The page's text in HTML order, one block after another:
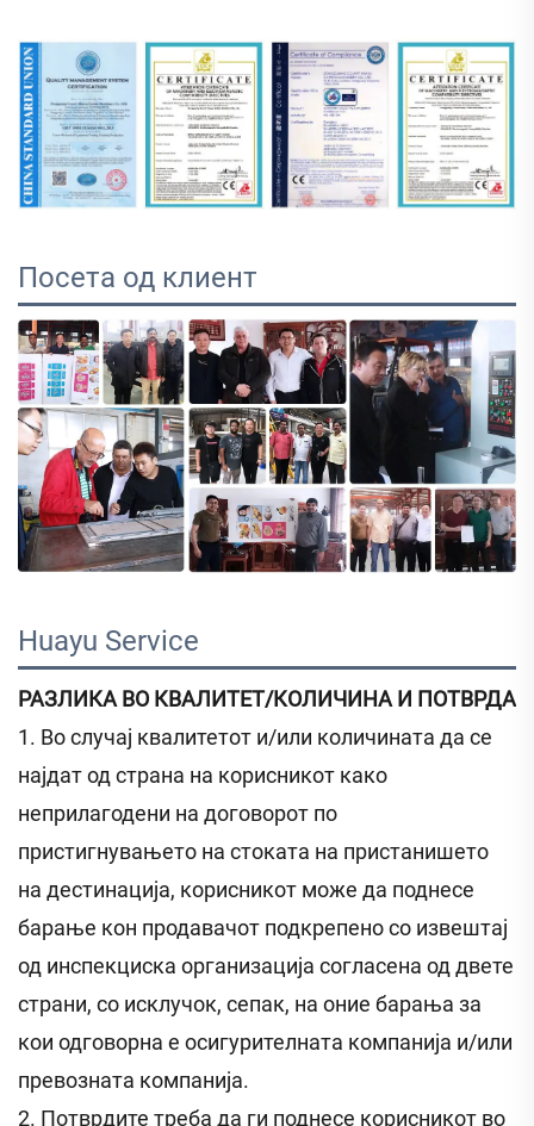
Посета од клиент
Huayu Service
РАЗЛИКА ВО КВАЛИТЕТ/КОЛИЧИНА И ПОТВРДА
1. Во случај квалитетот и/или количината да се
најдат од страна на корисникот како
неприлагодени на договорот по
пристигнувањето на стоката на пристанишето
на дестинација, корисникот може да поднесе
барање кон продавачот подкрепено со извештај
од инспекциска организација согласена од двете
страни, со исклучок, сепак, на оние барања за
кои одговорна е осигурителната компанија и/или
превозната компанија.
2. Потврдите треба да ги поднесе корисникот во